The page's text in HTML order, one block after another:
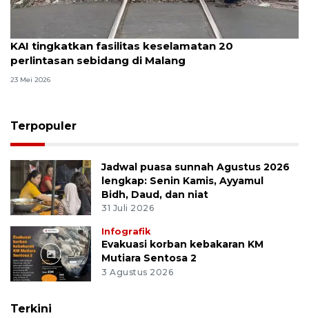
KAI tingkatkan fasilitas keselamatan 20
perlintasan sebidang di Malang
23 Mei 2026
Terpopuler
Jadwal puasa sunnah Agustus 2026
lengkap: Senin Kamis, Ayyamul
Bidh, Daud, dan niat
31 Juli 2026
Infografik
Evakuasi korban kebakaran KM
Mutiara Sentosa 2
3 Agustus 2026
Terkini